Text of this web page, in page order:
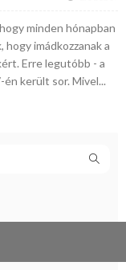
minden hónapban
imádkozzanak a
Erre legutóbb - a
került sor. Mivel...